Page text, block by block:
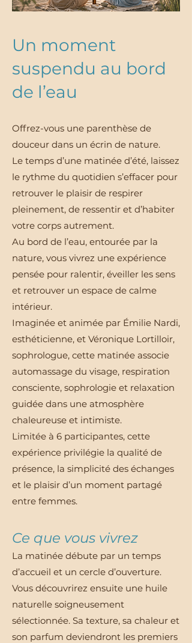
Un moment
suspendu au bord
de l’eau
Offrez-vous une parenthèse de
douceur dans un écrin de nature.
Le temps d’une matinée d’été, laissez
le rythme du quotidien s’effacer pour
retrouver le plaisir de respirer
pleinement, de ressentir et d’habiter
votre corps autrement.
Au bord de l’eau, entourée par la
nature, vous vivrez une expérience
pensée pour ralentir, éveiller les sens
et retrouver un espace de calme
intérieur.
Imaginée et animée par Émilie Nardi,
esthéticienne, et Véronique Lortilloir,
sophrologue, cette matinée associe
automassage du visage, respiration
consciente, sophrologie et relaxation
guidée dans une atmosphère
chaleureuse et intimiste.
Limitée à 6 participantes, cette
expérience privilégie la qualité de
présence, la simplicité des échanges
et le plaisir d’un moment partagé
entre femmes.
Ce que vous vivrez
La matinée débute par un temps
d’accueil et un cercle d’ouverture.
Vous découvrirez ensuite une huile
naturelle soigneusement
sélectionnée. Sa texture, sa chaleur et
son parfum deviendront les premiers